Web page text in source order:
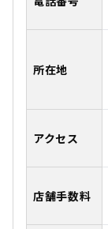
所在地
アクセス
店舗手数料